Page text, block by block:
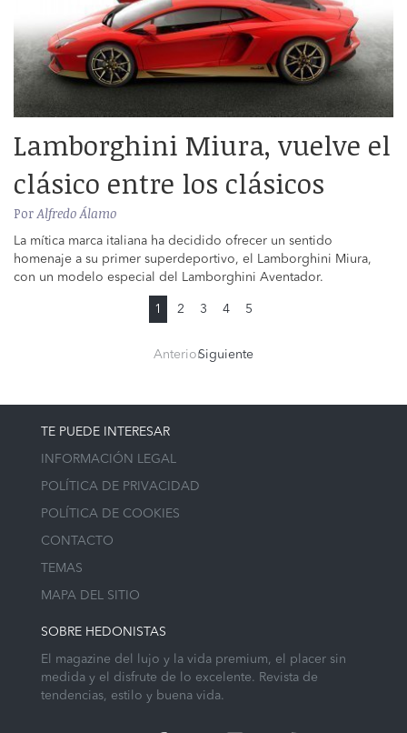
Lamborghini Miura, vuelve el
clásico entre los clásicos
PorAlfredo Álamo
La mítica marca italiana ha decidido ofrecer un sentido
homenaje a su primer superdeportivo, el Lamborghini Miura,
con un modelo especial del Lamborghini Aventador.
Anterior
1 2 3 4 5
Siguiente
TE PUEDE INTERESAR
INFORMACIÓN LEGAL
POLÍTICA DE PRIVACIDAD
POLÍTICA DE COOKIES
CONTACTO
TEMAS
MAPA DEL SITIO
SOBRE HEDONISTAS
El magazine del lujo y la vida premium, el placer sin
medida y el disfrute de lo excelente. Revista de
tendencias, estilo y buena vida.